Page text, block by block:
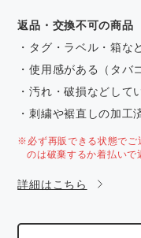
返品・交換不可の商品
・タグ・ラベル・箱な
・使用感がある（タバ
・汚れ・破損などして
・刺繍や裾直しの加工
※必ず再販できる状態でご
のは破棄するか着払いで
詳細はこちら